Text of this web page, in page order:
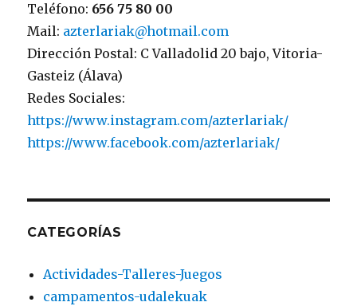
Teléfono: 656 75 80 00
Mail: azterlariak@hotmail.com
Dirección Postal: C Valladolid 20 bajo, Vitoria-
Gasteiz (Álava)
Redes Sociales:
https://www.instagram.com/azterlariak/
https://www.facebook.com/azterlariak/
CATEGORÍAS
Actividades-Talleres-Juegos
campamentos-udalekuak